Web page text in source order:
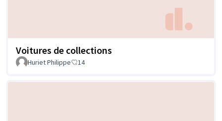
Voitures de collections
Huriet Philippe 14